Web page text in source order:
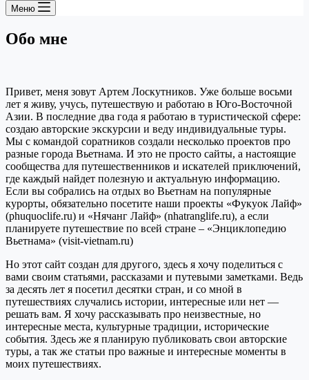
Меню
Обо мне
Привет, меня зовут Артем Лоскутников. Уже больше восьми
лет я живу, учусь, путешествую и работаю в Юго-Восточной
Азии. В последние два года я работаю в туристической сфере:
создаю авторские экскурсии и веду индивидуальные туры.
Мы с командой соратников создали несколько проектов про
разные города Вьетнама. И это не просто сайты, а настоящие
сообщества для путешественников и искателей приключений,
где каждый найдет полезную и актуальную информацию.
Если вы собрались на отдых во Вьетнам на популярные
курорты, обязательно посетите наши проекты «Фукуок Лайф»
(phuquoclife.ru) и «Нячанг Лайф» (nhatranglife.ru), а если
планируете путешествие по всей стране – «Энциклопедию
Вьетнама» (visit-vietnam.ru)
Но этот сайт создан для другого, здесь я хочу поделиться с
вами своим статьями, рассказами и путевыми заметками. Ведь
за десять лет я посетил десятки стран, и со мной в
путешествиях случались истории, интересные или нет —
решать вам. Я хочу рассказывать про неизвестные, но
интересные места, культурные традиции, исторические
события. Здесь же я планирую публиковать свои авторские
туры, а так же статьи про важные и интересные моменты в
моих путешествиях.